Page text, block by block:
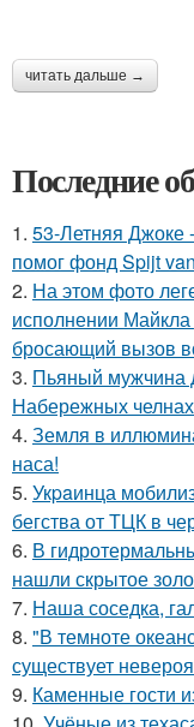
читать дальше →
Последние
1. 53-Летняя Джоке
помог фонд Spijt
2. На этом фото
исполнении
бросающий вызов
3. Пьяный мужчина
Набережных
4. Земля в
наса!
5. Укpaинца
бегства от ТЦК в
6. В
нашли скрытое
7. Наша соседка,
8. "В темноте
существует
9. Каменные гости